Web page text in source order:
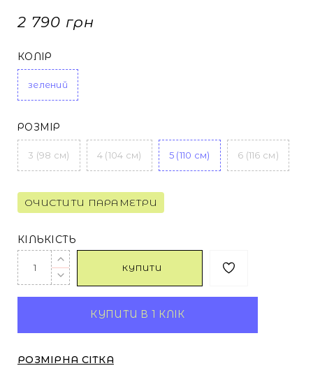
ДЖИНСИ
ВСЕ
ДЖИНСИ
ВСЕ
2 790 грн
КОЛІР
зелений
РОЗМІР
3 (98 см) 4 (104 см) 5 (110 см) 6 (116 см)
ОЧИСТИТИ ПАРАМЕТРИ
КІЛЬКІСТЬ
КУПИТИ
КУПИТИ В 1 КЛІК
РОЗМІРНА СІТКА